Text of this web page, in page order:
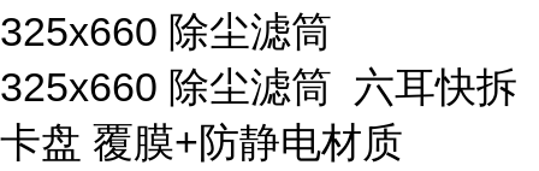
325x660 除尘滤筒
325x660 除尘滤筒 六耳快拆
卡盘 覆膜+防静电材质